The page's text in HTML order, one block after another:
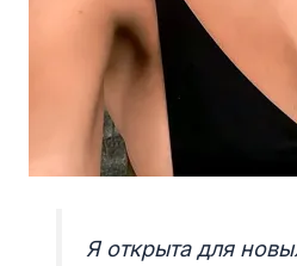
Я открыта для